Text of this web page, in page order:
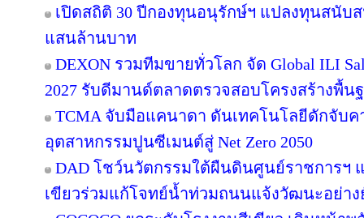
เปิดสถิติ 30 ปีกองทุนอนุรักษ์ฯ แปลงทุนสนับ
แสนล้านบาท
DEXON รวมทีมขายทั่วโลก จัด Global ILI
2027 รับดีมานด์ตลาดตรวจสอบโครงสร้างพื้น
TCMA จับมือแคนาดา ดันเทคโนโลยีดักจับค
อุตสาหกรรมปูนซีเมนต์สู่ Net Zero 2050
DAD โชว์นวัตกรรมใต้ผืนดินศูนย์ราชการฯ
เขียวร่วมแก้โจทย์น้ำท่วมถนนแจ้งวัฒนะอย่าง